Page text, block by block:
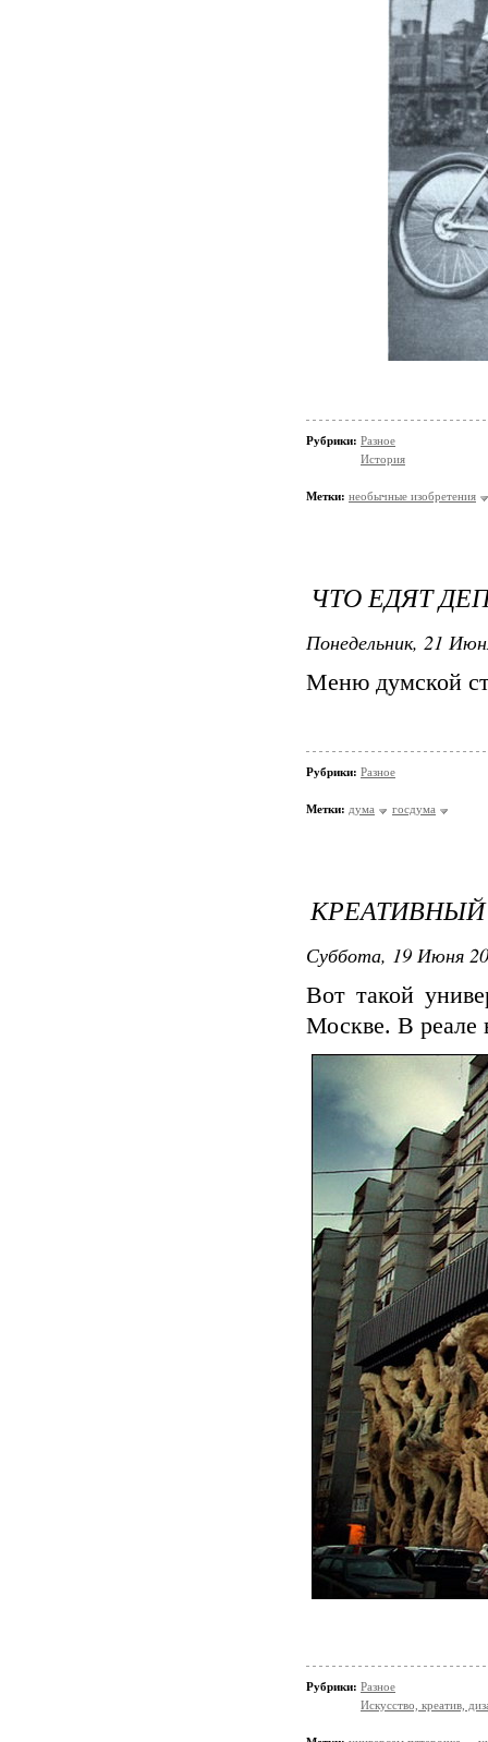
Рубрики: Разное
История
Метки: необычные изобретения
ЧТО ЕДЯТ
Понедельник, 21
Меню думской
Рубрики: Разное
Метки: дума госдума
Суббота, 19 Июня
Вот такой
Москве. В реале
Рубрики: Разное
Искусство, креатив,